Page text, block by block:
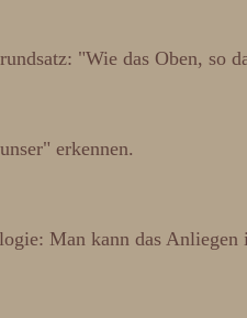
"Wie das Oben, so
erkennen.
Man kann das Anliegen